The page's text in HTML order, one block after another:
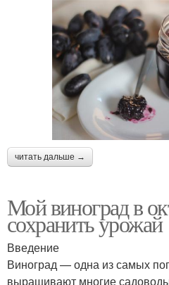
читать дальше →
Мой виноград в
сохранить урожай
Введение
Виноград — одна из самых
выращивают многие